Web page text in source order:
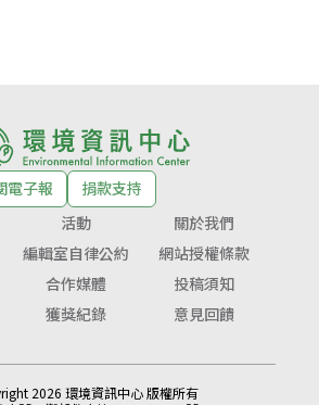
電子報
捐款支持
活動
關於我們
編輯室自律公約
網站授權條款
合作媒體
投稿須知
獲獎紀錄 意見回饋
2026 環境資訊中心 版權所有